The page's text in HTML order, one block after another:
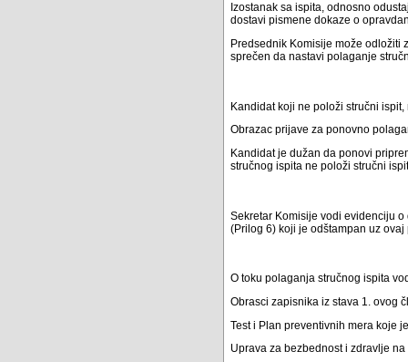
Izostanak sa ispita, odnosno
dostavi pismene dokaze o
Predsednik Komisije može odložiti
sprečen da nastavi polaganje
Kandidat koji ne položi stručni
Obrazac prijave za ponovno
Kandidat je dužan da ponovi
stručnog ispita ne položi stručni
Sekretar Komisije vodi evidenciju
(Prilog 6) koji je odštampan uz
O toku polaganja stručnog ispita
Obrasci zapisnika iz stava 1. ovog
Test i Plan preventivnih mera koje
Uprava za bezbednost i zdravlje